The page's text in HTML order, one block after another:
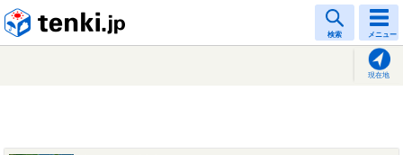
検索 メニュー
現在地